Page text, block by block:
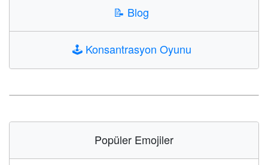
📝 Blog
🕹️ Konsantrasyon Oyunu
Popüler Emojiler